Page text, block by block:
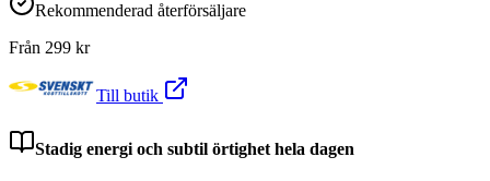
Rekommenderad återförsäljare
Från 299 kr
Till butik
Stadig energi och subtil örtighet hela dagen